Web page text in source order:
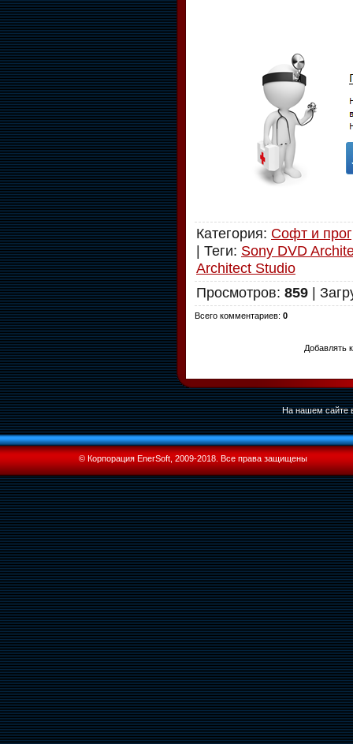
Категория: Софт и
| Теги: Sony DVD
Architect Studio
Просмотров: 859 |
Всего комментариев: 0
Добавлять
На нашем сайте
© Корпорация EnerSoft, 2009-2018. Все права защищены